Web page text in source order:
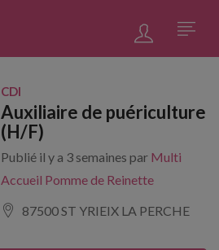
CDI
Auxiliaire de puériculture
(H/F)
Publié il y a 3 semaines par Multi
Accueil Pomme de Reinette
87500 ST YRIEIX LA PERCHE